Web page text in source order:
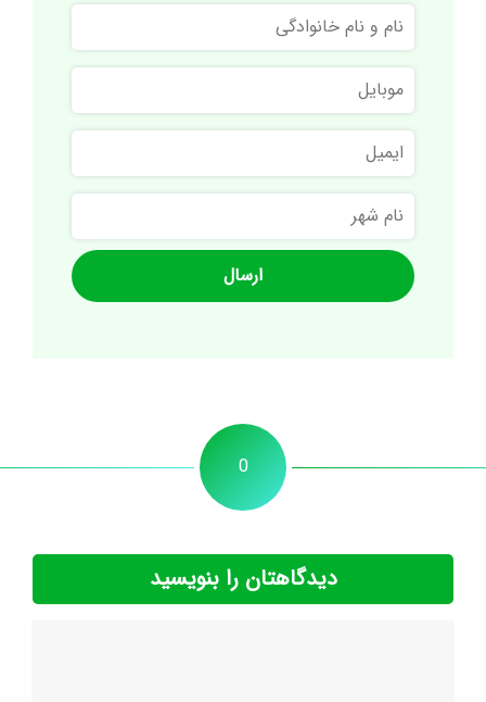
نام
و
نام
خانوادگی
موبایل
ایمیل
نام
شهر
0
دیدگاهتان را بنویسید